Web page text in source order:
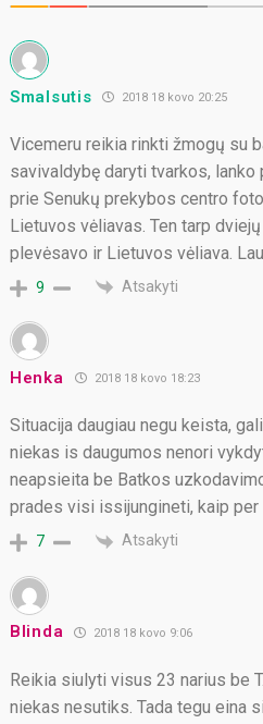
Smalsutis 2018 18 kovo 20:25
Vicemeru reikia rinkti žmogų su
savivaldybę daryti tvarkos,
prie Senukų prekybos centro
Lietuvos vėliavas. Ten tarp
plevėsavo ir Lietuvos vėliava.
9 Atsakyti
Henka 2018 18 kovo 18:23
Situacija daugiau negu keista,
niekas is daugumos nenori
neapsieita be Batkos
prades visi issijungineti, kaip
7 Atsakyti
Blinda 2018 18 kovo 9:06
Reikia siulyti visus 23 narius be
niekas nesutiks. Tada tegu eina